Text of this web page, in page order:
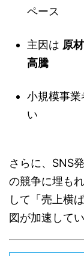
ペース
主因は 原
高騰
小規模事業
い
さらに、SNS
の競争に埋も
して「売上横
図が加速してい